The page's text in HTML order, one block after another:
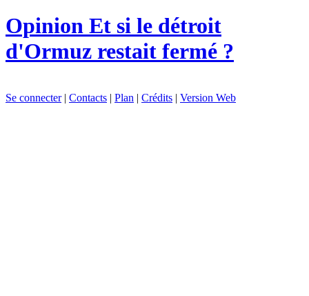
Opinion Et si le détroit
d'Ormuz restait fermé ?
Se connecter| Contacts | Plan | Crédits | Version Web